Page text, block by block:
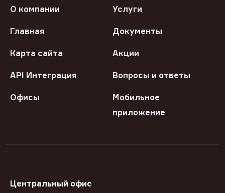
О компании Услуги
Главная Документы
Карта сайта Акции
API Интеграция Вопросы и ответы
Офисы
Мобильное
приложение
Центральный офис